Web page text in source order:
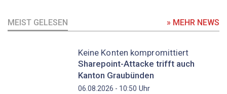
MEIST GELESEN » MEHR NEWS
Keine Konten kompromittiert
Sharepoint-Attacke trifft auch
Kanton Graubünden
06.08.2026 - 10:50 Uhr